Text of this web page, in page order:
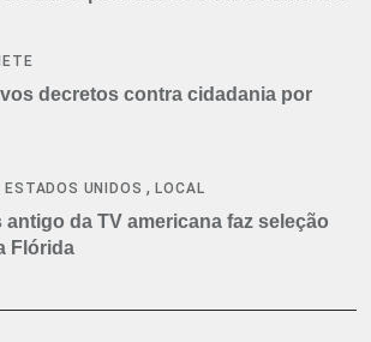
decretos contra cidadania por
ESTADOS UNIDOS ,LOCAL
antigo da TV americana faz seleção
Flórida